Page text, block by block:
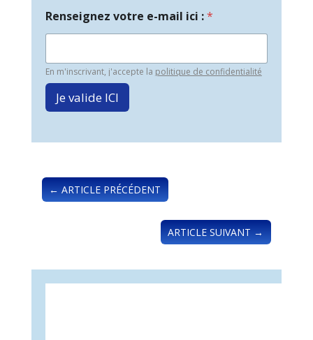
Renseignez votre e-mail ici :*
En m'inscrivant, j'accepte la politique de confidentialité
Je valide ICI
← ARTICLE PRÉCÉDENT
ARTICLE SUIVANT →